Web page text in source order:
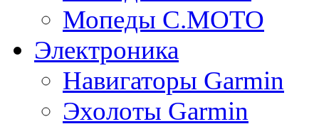
Мопеды C.MOTO
Электроника
Навигаторы Garmin
Эхолоты Garmin